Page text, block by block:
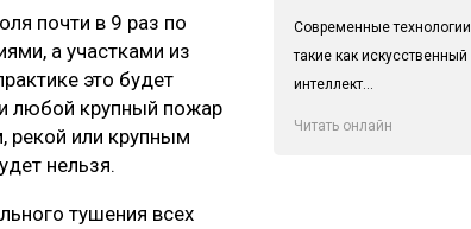
почти в 9 раз по
а участками из
это будет
любой крупный пожар
рекой или крупным
нельзя.
тушения всех
Современные технологии,
такие как искусственный
интеллект...
Читать онлайн